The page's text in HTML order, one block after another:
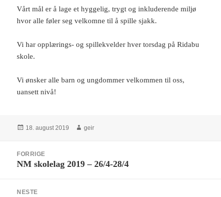
Vårt mål er å lage et hyggelig, trygt og inkluderende miljø
hvor alle føler seg velkomne til å spille sjakk.
Vi har opplærings- og spillekvelder hver torsdag på Ridabu
skole.
Vi ønsker alle barn og ungdommer velkommen til oss,
uansett nivå!
Publisert
18. august 2019 Forfatter
geir
FORRIGE
Forrige
NM skolelag 2019 – 26/4-28/4
NESTE